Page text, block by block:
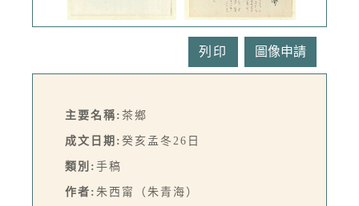
列印
主要名稱: 茶鄉
成文日期: 癸亥孟冬26日
類別: 手稿
作者: 朱西甯（朱青海）